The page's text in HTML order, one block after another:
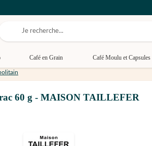
Café en Grain Café Moulu et Capsules
60 g - MAISON TAILLEFER